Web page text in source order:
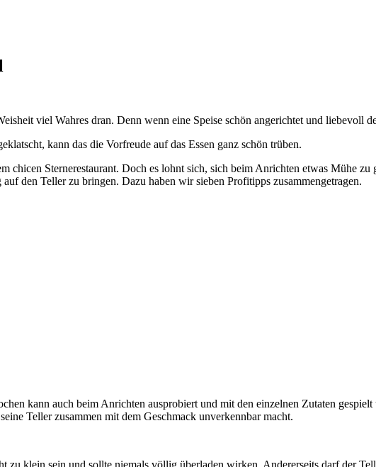
viel Wahres dran. Denn wenn eine Speise schön angerichtet und liebevoll
kann das die Vorfreude auf das Essen ganz schön trüben.
Sternerestaurant. Doch es lohnt sich, sich beim Anrichten etwas Mühe zu
den Teller zu bringen. Dazu haben wir sieben Profitipps zusammengetragen.
kann auch beim Anrichten ausprobiert und mit den einzelnen Zutaten
Teller zusammen mit dem Geschmack unverkennbar macht.
zu klein sein und sollte niemals völlig überladen wirken. Andererseits darf der